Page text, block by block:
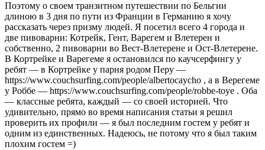
Поэтому о своем транзитном путешествии по Бельгии
длиною в 3 дня по пути из Франции в Германию я хочу
рассказать через призму людей. Я посетил всего 4 города и
две пивоварни: Котрейк, Гент, Варегем и Влетерен и
собственно, 2 пивоварни во Вест-Влетерене и Ост-Влетерене.
В Кортрейке и Варегеме я остановился по каучсерфингу у
ребят — в Кортрейке у парня родом Перу —
https://www.couchsurfing.com/people/albertocaycho , а в Верегеме
у Роббе — https://www.couchsurfing.com/people/robbe-toye . Оба
— классные ребята, каждый — со своей историей. Что
удивительно, прямо во время написания статьи я решил
проверить их профили — я был последним гостем у ребят и
одним из единственных. Надеюсь, не потому что я был таким
плохим гостем =)